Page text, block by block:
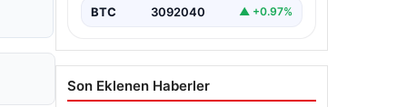
BTC 3092040 ▲ +0.97%
Son Eklenen Haberler